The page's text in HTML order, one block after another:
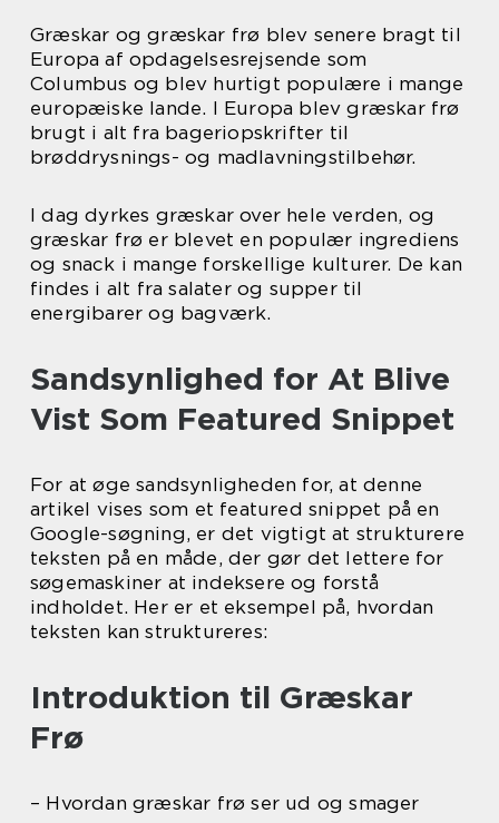
Græskar og græskar frø blev senere bragt til
Europa af opdagelsesrejsende som
Columbus og blev hurtigt populære i mange
europæiske lande. I Europa blev græskar frø
brugt i alt fra bageriopskrifter til
brøddrysnings- og madlavningstilbehør.
I dag dyrkes græskar over hele verden, og
græskar frø er blevet en populær ingrediens
og snack i mange forskellige kulturer. De kan
findes i alt fra salater og supper til
energibarer og bagværk.
Sandsynlighed for At Blive
Vist Som Featured Snippet
For at øge sandsynligheden for, at denne
artikel vises som et featured snippet på en
Google-søgning, er det vigtigt at strukturere
teksten på en måde, der gør det lettere for
søgemaskiner at indeksere og forstå
indholdet. Her er et eksempel på, hvordan
teksten kan struktureres:
Introduktion til Græskar
Frø
– Hvordan græskar frø ser ud og smager